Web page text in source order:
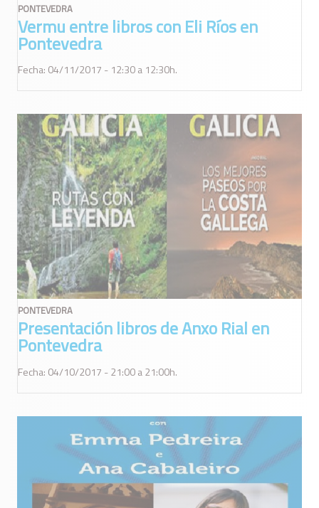
PONTEVEDRA
Vermu entre libros con Eli Ríos en
Pontevedra
Fecha: 04/11/2017 - 12:30 a 12:30h.
PONTEVEDRA
Presentación libros de Anxo Rial en
Pontevedra
Fecha: 04/10/2017 - 21:00 a 21:00h.